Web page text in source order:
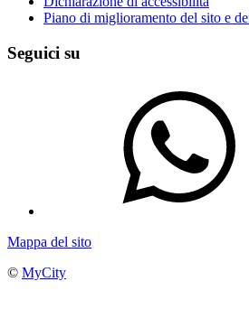
Piano di miglioramento del sito e
Seguici su
Mappa del sito
© MyCity